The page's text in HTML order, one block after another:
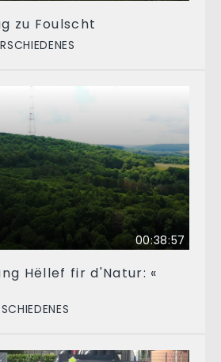
zu Foulscht
00:38:57
Hëllef fir d'Natur: «